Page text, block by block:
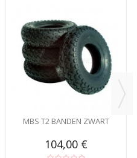
MBS T2 BANDEN ZWART
104,00 €